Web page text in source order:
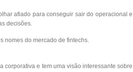
afiado para conseguir sair do operacional e
decisões.
nomes do mercado de fintechs.
corporativa e tem uma visão interessante sobre